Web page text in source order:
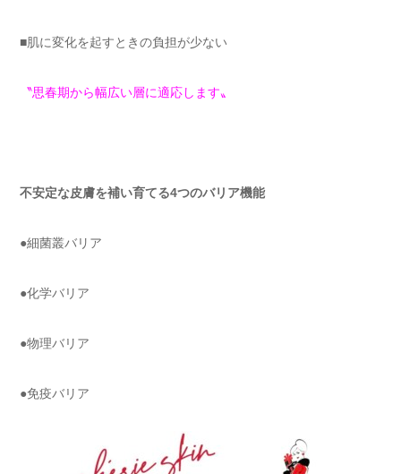
■肌に変化を起すときの負担が少ない
〝思春期から幅広い層に適応します〟
不安定な皮膚を補い育てる4つのバリア機能
●細菌叢バリア
●化学バリア
●物理バリア
●免疫バリア